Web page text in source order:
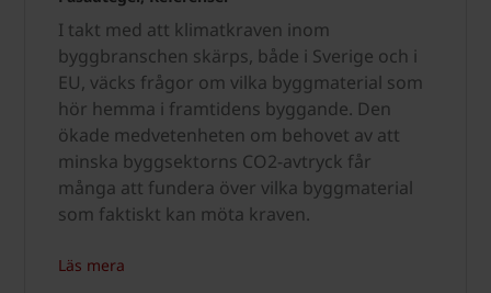
I takt med att klimatkraven inom
byggbranschen skärps, både i Sverige och i
EU, väcks frågor om vilka byggmaterial som
hör hemma i framtidens byggande. Den
ökade medvetenheten om behovet av att
minska byggsektorns CO2-avtryck får
många att fundera över vilka byggmaterial
som faktiskt kan möta kraven.
Läs mera